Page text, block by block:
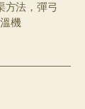
方法，彈弓
機